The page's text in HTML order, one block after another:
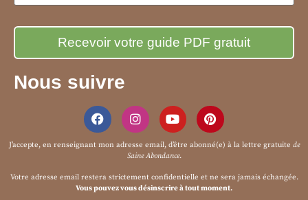
Nous suivre
J’accepte, en renseignant mon adresse email, d’être abonné(e) à la lettre gratuite de
Saine Abondance.
Votre adresse email restera strictement confidentielle et ne sera jamais échangée.
Vous pouvez vous désinscrire à tout moment.